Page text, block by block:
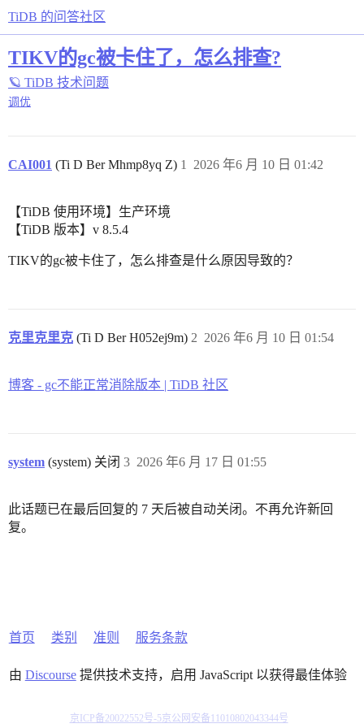
TiDB 的问答社区
TIKV的gc被卡住了，怎么排查?
🪐 TiDB 技术问题
调优
CAI001 (Ti D Ber Mhmp8yq Z) 2026 年6 月 10 日 01:42
1
【TiDB 使用环境】生产环境
【TiDB 版本】v 8.5.4
TIKV的gc被卡住了，怎么排查是什么原因导致的？
克里克里克 (Ti D Ber H052ej9m) 2026 年6 月 10 日 01:54
2
博客 - gc不能正常消除版本 | TiDB 社区
system (system) 关闭 2026 年6 月 17 日 01:55
3
此话题已在最后回复的 7 天后被自动关闭。不再允许新回
复。
首页 类别 准则 服务条款
由 Discourse提供技术支持，启用 JavaScript 以获得最佳体验
京ICP备20022552号-5京公网安备11010802043344号